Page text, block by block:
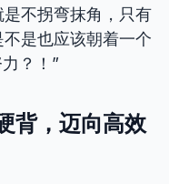
是不拐弯抹角，只有
不是也应该朝着一个
？！”
背，迈向高效